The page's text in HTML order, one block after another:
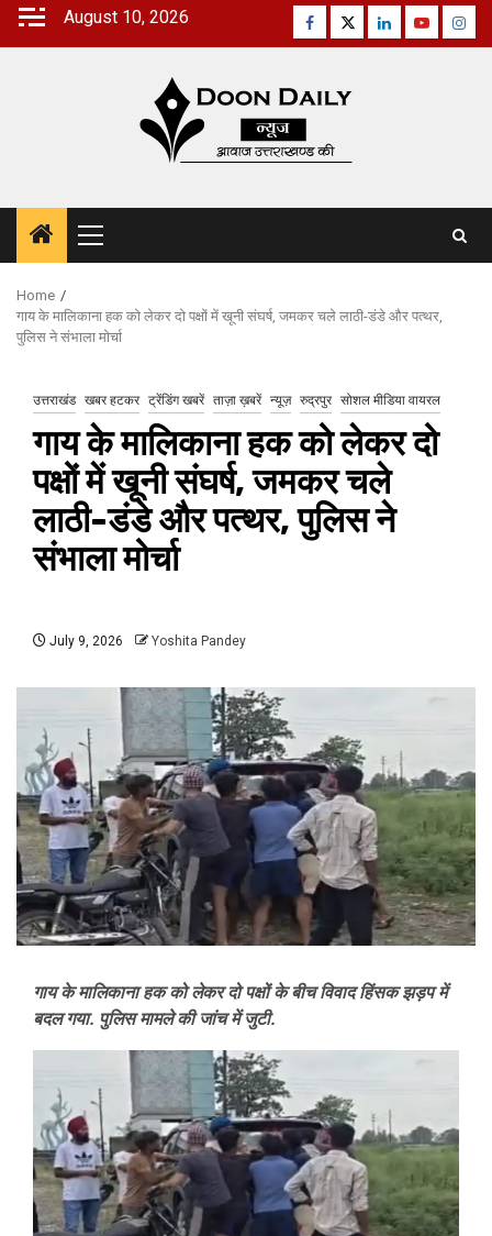
Skip
August 10, 2026 Facebook
TwitterLinkedinYoutube
Primary
Menu
Home
गाय के मालिकाना हक को लेकर दो पक्षों में खूनी संघर्ष, जमकर चले लाठी-डंडे और पत्थर,
पुलिस ने संभाला मोर्चा
उत्तराखंड खबर हटकर ट्रेंडिंग खबरें ताज़ा ख़बरें न्यूज़ रुद्रपुर सोशल मीडिया वायरल
गाय के मालिकाना हक को लेकर दो
पक्षों में खूनी संघर्ष, जमकर चले
लाठी-डंडे और पत्थर, पुलिस ने
संभाला मोर्चा
July 9, 2026 Yoshita Pandey
गाय के मालिकाना हक को लेकर दो पक्षों के बीच विवाद हिंसक झड़प में
बदल गया. पुलिस मामले की जांच में जुटी.